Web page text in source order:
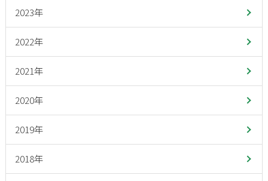
2023年
2022年
2021年
2020年
2019年
2018年